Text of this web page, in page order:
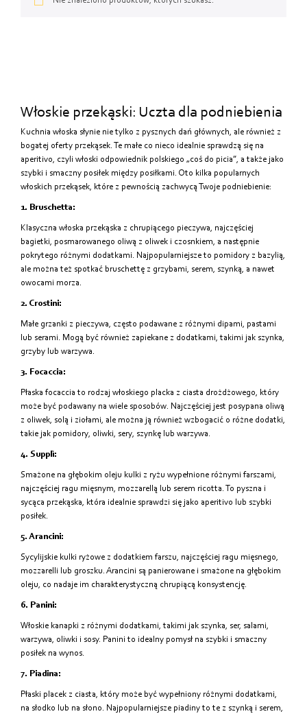
Włoskie przekąski: Uczta dla podniebienia
Kuchnia włoska słynie nie tylko z pysznych dań głównych, ale również z
bogatej oferty przekąsek. Te małe co nieco idealnie sprawdzą się na
aperitivo, czyli włoski odpowiednik polskiego „coś do picia”, a także jako
szybki i smaczny posiłek między posiłkami. Oto kilka popularnych
włoskich przekąsek, które z pewnością zachwycą Twoje podniebienie:
1. Bruschetta:
Klasyczna włoska przekąska z chrupiącego pieczywa, najczęściej
bagietki, posmarowanego oliwą z oliwek i czosnkiem, a następnie
pokrytego różnymi dodatkami. Najpopularniejsze to pomidory z bazylią,
ale można też spotkać bruschettę z grzybami, serem, szynką, a nawet
owocami morza.
2. Crostini:
Małe grzanki z pieczywa, często podawane z różnymi dipami, pastami
lub serami. Mogą być również zapiekane z dodatkami, takimi jak szynka,
grzyby lub warzywa.
3. Focaccia:
Płaska focaccia to rodzaj włoskiego placka z ciasta drożdżowego, który
może być podawany na wiele sposobów. Najczęściej jest posypana oliwą
z oliwek, solą i ziołami, ale można ją również wzbogacić o różne dodatki,
takie jak pomidory, oliwki, sery, szynkę lub warzywa.
4. Supplì:
Smażone na głębokim oleju kulki z ryżu wypełnione różnymi farszami,
najczęściej ragu mięsnym, mozzarellą lub serem ricotta. To pyszna i
sycąca przekąska, która idealnie sprawdzi się jako aperitivo lub szybki
posiłek.
5. Arancini:
Sycylijskie kulki ryżowe z dodatkiem farszu, najczęściej ragu mięsnego,
mozzarelli lub groszku. Arancini są panierowane i smażone na głębokim
oleju, co nadaje im charakterystyczną chrupiącą konsystencję.
6. Panini:
Włoskie kanapki z różnymi dodatkami, takimi jak szynka, ser, salami,
warzywa, oliwki i sosy. Panini to idealny pomysł na szybki i smaczny
posiłek na wynos.
7. Piadina:
Płaski placek z ciasta, który może być wypełniony różnymi dodatkami,
na słodko lub na słono. Najpopularniejsze piadiny to te z szynką i serem,